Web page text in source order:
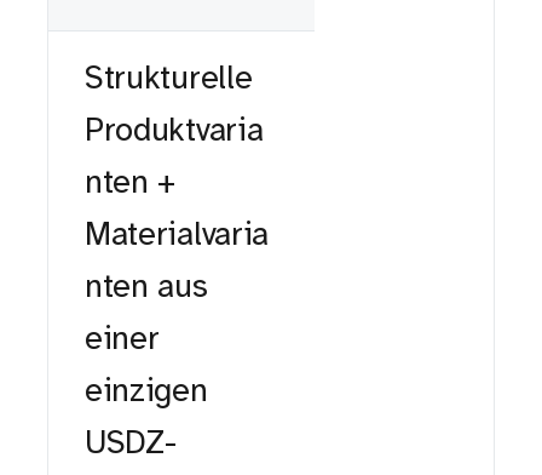
Strukturelle
Produktvaria
nten +
Materialvaria
nten aus
einer
einzigen
USDZ-